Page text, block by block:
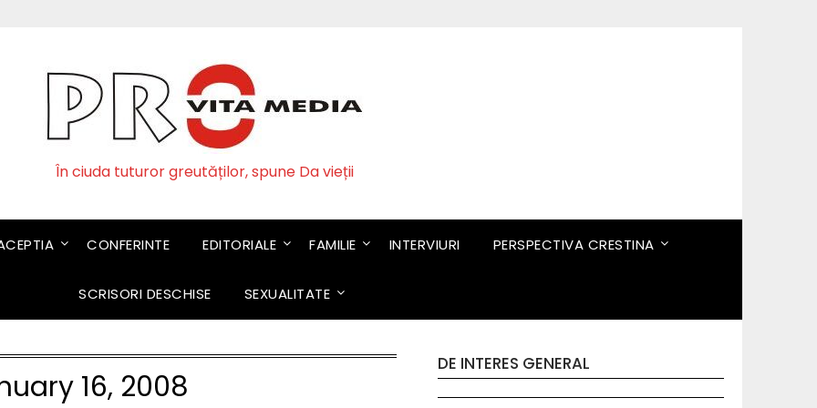
În ciuda tuturor greutăților, spune Da vieții
CONFERINTE EDITORIALE FAMILIE INTERVIURI PERSPECTIVA CRESTINA
SCRISORI DESCHISE SEXUALITATE
16, 2008
DE INTERES GENERAL